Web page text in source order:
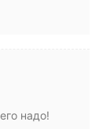
надо!